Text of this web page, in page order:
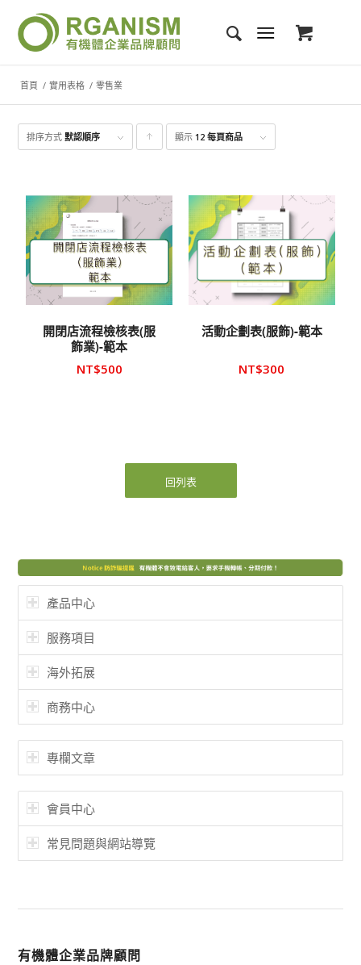
首頁 / 實用表格 / 零售業
排序方式默認順序 點
品
顯示 12 每頁商品
開閉店流程檢核表(服
飾業)-範本
NT$500
活動企劃表(服飾)-範本
NT$300
回列表
產品中心
服務項目
海外拓展
商務中心
專欄文章
會員中心
常見問題與網站導覽
有機體企業品牌顧問